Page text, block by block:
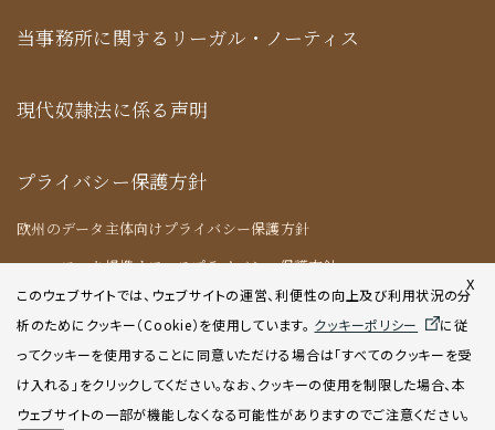
当事務所に関するリーガル・ノーティス
現代奴隷法に係る声明
プライバシー保護方針
欧州のデータ主体向けプライバシー保護方針
ニューヨーク提携オフィスプライバシー保護方針
クッキーポリシー
AIポリシー
X
このウェブサイトでは、ウェブサイトの運営、利便性の向上及び利用状況の分
析のためにクッキー（Cookie）を使用しています。 クッキーポリシー
に従
ってクッキーを使用することに同意いただける場合は「すべてのクッキーを受
け入れる」をクリックしてください。なお、クッキーの使用を制限した場合、本
ウェブサイトの一部が機能しなくなる可能性がありますのでご注意ください。